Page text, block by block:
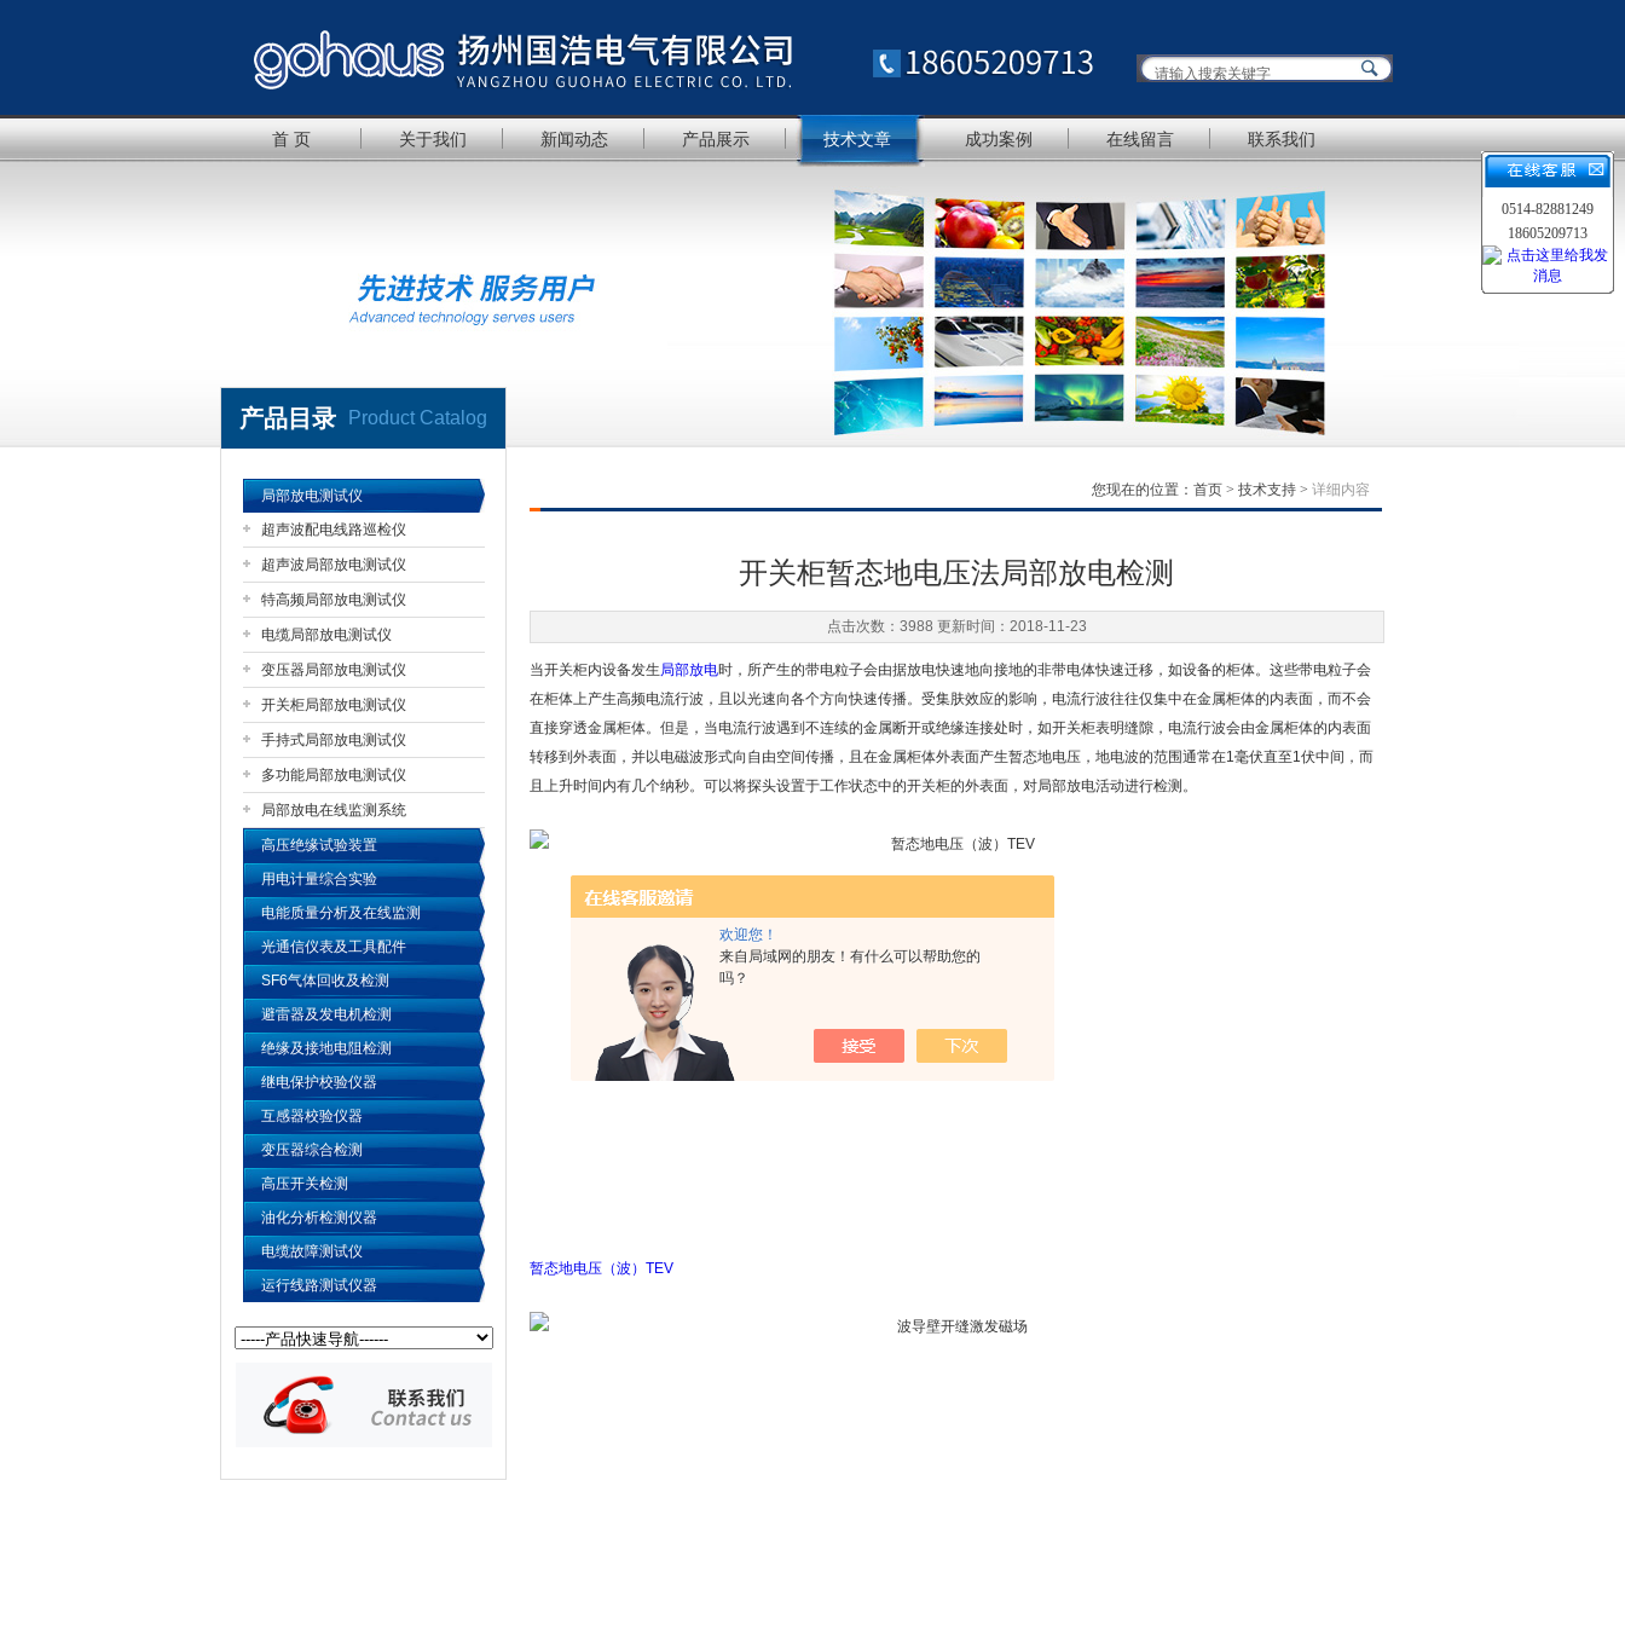
欢迎您！
来自局域网的朋友！有什么可以帮助您的
吗？
扬州国浩电气有限公司
首 页 关于我们 新闻动态 产品展示 技术文章 成功案例 在线留言 联系我们
产品目录 Product Catalog
局部放电测试仪
超声波配电线路巡检仪
超声波局部放电测试仪
特高频局部放电测试仪
电缆局部放电测试仪
变压器局部放电测试仪
开关柜局部放电测试仪
手持式局部放电测试仪
多功能局部放电测试仪
局部放电在线监测系统
高压绝缘试验装置
用电计量综合实验
电能质量分析及在线监测
光通信仪表及工具配件
SF6气体回收及检测
避雷器及发电机检测
绝缘及接地电阻检测
继电保护校验仪器
互感器校验仪器
变压器综合检测
高压开关检测
油化分析检测仪器
电缆故障测试仪
运行线路测试仪器
您现在的位置： 首页 > 技术支持 > 详细内容
开关柜暂态地电压法局部放电检测
点击次数：3988 更新时间：2018-11-23
当开关柜内设备发生局部放电时，所产生的带电粒子会由据放电快速地向接地的非带电体快速迁移，如设备的柜体。这些带电粒子会
在柜体上产生高频电流行波，且以光速向各个方向快速传播。受集肤效应的影响，电流行波往往仅集中在金属柜体的内表面，而不会
直接穿透金属柜体。但是，当电流行波遇到不连续的金属断开或绝缘连接处时，如开关柜表明缝隙，电流行波会由金属柜体的内表面
转移到外表面，并以电磁波形式向自由空间传播，且在金属柜体外表面产生暂态地电压，地电波的范围通常在1毫伏直至1伏中间，而
且上升时间内有几个纳秒。可以将探头设置于工作状态中的开关柜的外表面，对局部放电活动进行检测。
暂态地电压（波）TEV
0514-82881249
18605209713